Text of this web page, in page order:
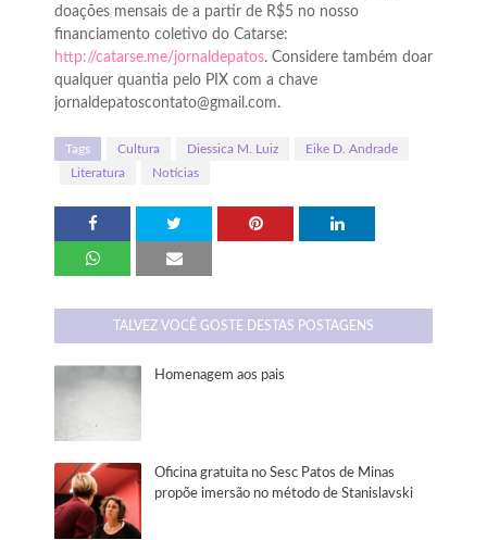
doações mensais de a partir de R$5 no nosso
financiamento coletivo do Catarse:
http://catarse.me/jornaldepatos. Considere também doar
qualquer quantia pelo PIX com a chave
jornaldepatoscontato@gmail.com.
Tags Cultura Diessica M. Luiz
Eike D. Andrade
Literatura
Notícias
TALVEZ VOCÊ GOSTE DESTAS POSTAGENS
Homenagem aos pais
Oficina gratuita no Sesc Patos de Minas
propõe imersão no método de Stanislavski